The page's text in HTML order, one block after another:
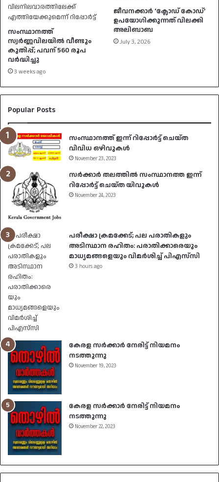
സംസ്ഥാനത്ത്
സ്വർണ്ണവിലയിൽ വീണ്ടും
കുതിപ്പ്; പവന് 560 രൂപ
വർദ്ധിച്ചു
3 weeks ago
ജീവനക്കാർ ‘ക്ലോഡ് കോഡ്’
ഉപയോഗിക്കുന്നത് വിലക്കി
അലിബാബ
July 3, 2026
Popular Posts
സംസ്ഥാനത്ത് ഇന്ന് റിപ്പോർട്ട് ചെയ്ത
വിവിധ ഒഴിവുകൾ
November 23, 2023
സർക്കാർ തലത്തിൽ സംസ്ഥാനത്ത ഇന്ന്
റിപ്പോർട്ട് ചെയ്ത യിവുകൾ
November 24, 2023
പരീക്ഷാ ക്രമക്കേട്; പല പരാതികളും
അടിസ്ഥാന രഹിതം: പരാതിക്കാരെയും
മാധ്യമങ്ങളെയും വിമര്‍ശിച്ച് പിഎസ്‌സി
3 hours ago
കേരള സർക്കാർ നേരിട്ട് നിയമനം
നടത്തുന്നു
November 19, 2023
കേരള സർക്കാർ നേരിട്ട് നിയമനം
നടത്തുന്നു
November 22, 2023